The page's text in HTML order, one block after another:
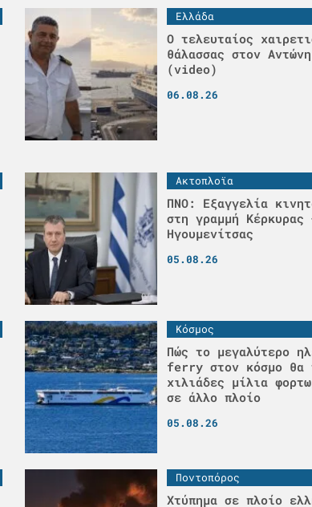
Ελλάδα
Ο τελευταίος
θάλασσας στον
(video)
06.08.26
Ακτοπλοϊα
ΠΝΟ: Εξαγγελία
στη γραμμή Κέρκυρας
Ηγουμενίτσας
05.08.26
Κόσμος
Πώς το μεγαλύτερο
ferry στον κόσμο θα
χιλιάδες μίλια
σε άλλο πλοίο
05.08.26
Ποντοπόρος
Χτύπημα σε πλοίο